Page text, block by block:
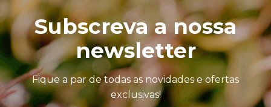
Subscreva a nossa
newsletter
Fique a par de todas as novidades e ofertas
exclusivas!